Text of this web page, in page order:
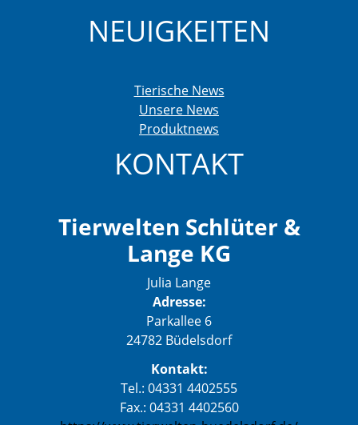
NEUIGKEITEN
Tierische News
Unsere News
Produktnews
KONTAKT
Tierwelten Schlüter &
Lange KG
Julia Lange
Adresse:
Parkallee 6
24782 Büdelsdorf
Kontakt:
Tel.: 04331 4402555
Fax.: 04331 4402560